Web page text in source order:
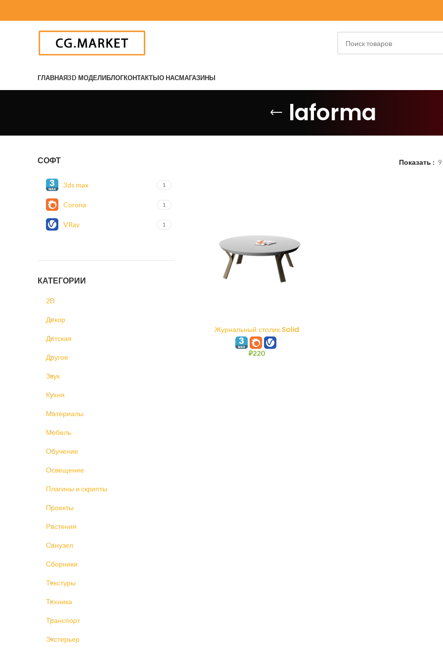
ГЛАВНАЯ3D МОДЕЛИБЛОГКОНТАКТЫО НАСМАГАЗИНЫ
laforma
СОФТ
3ds max 1
Corona 1
VRay 1
КАТЕГОРИИ
2D
Декор
Детская
Другое
Звук
Кухня
Материалы
Мебель
Обучение
Освещение
Плагины и скрипты
Проекты
Растения
Санузел
Сборники
Текстуры
Техника
Транспорт
Экстерьер
Показать 9
В КОРЗИНУ
Журнальный столик Solid
₽220